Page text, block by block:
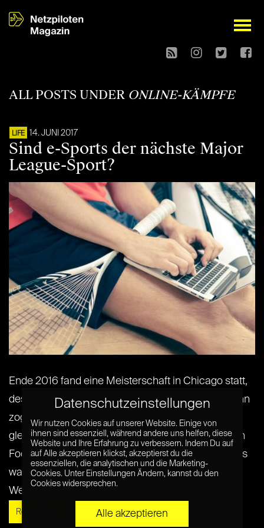
open
ALL POSTS UNDER ONLINE-KÄMPFE
LIFE 14. JUNI 2017
Sind e-Sports der nächste Major
League-Sport?
Ende 2016 fand eine Meisterschaft in Chicago statt,
dessen Finale 43 Millionen Zuschauer in ihren Bann
zog – 12 Millionen mehr als beim NBA Finale im
gleichen Jahr. Es war nicht Fußball, nicht American
Football, und auch nicht die Poker World Series – es
war das League of Legends
Weltmeisterschaftsfinale[...] [...]
Read More »
Datenschutzeinstellungen
Wir nutzen Cookies auf unserer Website. Einige von
ihnen sind essenziell, während andere uns helfen, diese
Website und Ihre Erfahrung zu verbessern. Indem Du auf
auf Alle akzeptieren klickst, akzeptierst du die
essenziellen, die analytischen und die Marketing-
Cookies. Unter Einstellungen Ändern, kannst du den
Cookies widersprechen.
Alle akzeptieren